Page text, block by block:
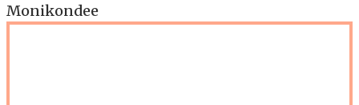
Monikondee